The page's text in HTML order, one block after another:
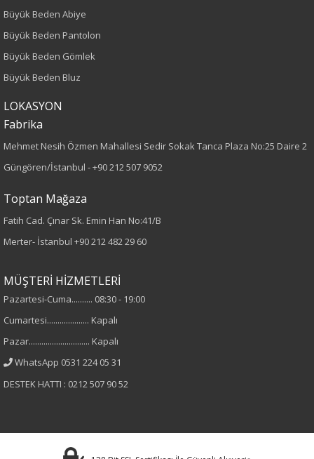
Büyük Beden
75
Kumaş Tipi
Örme
Desen
Düz
Kumaş
%95 Pamuk
%5 Elastan
Yaka Tipi
Bisiklet Yaka
Cinsiyet
Büyük Beden Abiye
Büyük Beden Pantolon
Büyük Beden Gömlek
Büyük Beden Bluz
LOKASYON
Fabrika
Mehmet Nesih Özmen Mahallesi Sedir Sokak Tanca Plaza No:25 Daire 2
Güngören/İstanbul -+90 212 507 9052
Toptan Mağaza
Fatih Cad. Çınar Sk. Emin Han No:41/B
Merter- İstanbul +90 212 482 29 60
MÜŞTERİ HİZMETLERİ
Pazartesi-Cuma.......... 08:30 - 19:00
Cumartesi.................... Kapalı
Pazar............................. Kapalı
WhatsApp 0531 224 05 31
DESTEK HATTI : 0212 507 90 52